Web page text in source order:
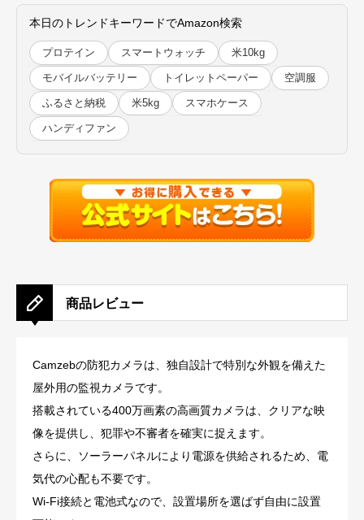
本日のトレンドキーワードでAmazon検索
プロテイン スマートウォッチ 米10kg
モバイルバッテリー トイレットペーパー 空調服
ふるさと納税 米5kg スマホケース
ハンディファン
商品レビュー
Camzebの防犯カメラは、独自設計で特別な外観を備えた
屋外用の監視カメラです。
搭載されている400万画素の高画質カメラは、クリアな映
像を提供し、犯罪や不審者を確実に捉えます。
さらに、ソーラーパネルにより電源を供給されるため、電
気代の心配も不要です。
Wi-Fi接続と電池式なので、設置場所を選ばず自由に設置